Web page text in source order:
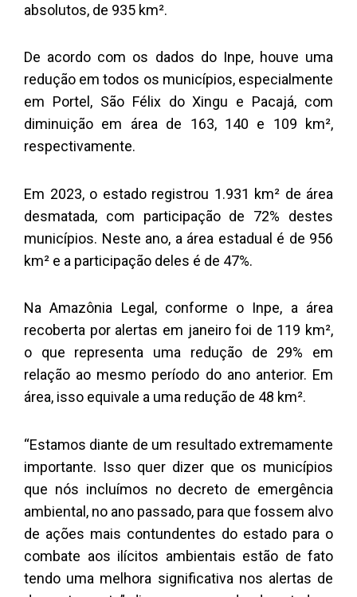
absolutos, de 935 km².
De acordo com os dados do Inpe, houve uma
redução em todos os municípios, especialmente
em Portel, São Félix do Xingu e Pacajá, com
diminuição em área de 163, 140 e 109 km²,
respectivamente.
Em 2023, o estado registrou 1.931 km² de área
desmatada, com participação de 72% destes
municípios. Neste ano, a área estadual é de 956
km² e a participação deles é de 47%.
Na Amazônia Legal, conforme o Inpe, a área
recoberta por alertas em janeiro foi de 119 km²,
o que representa uma redução de 29% em
relação ao mesmo período do ano anterior. Em
área, isso equivale a uma redução de 48 km².
“Estamos diante de um resultado extremamente
importante. Isso quer dizer que os municípios
que nós incluímos no decreto de emergência
ambiental, no ano passado, para que fossem alvo
de ações mais contundentes do estado para o
combate aos ilícitos ambientais estão de fato
tendo uma melhora significativa nos alertas de